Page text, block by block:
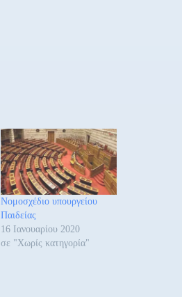
Νομοσχέδιο υπουργείου
Παιδείας
16 Ιανουαρίου 2020
σε "Χωρίς κατηγορία"